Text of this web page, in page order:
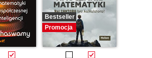
Bestseller
Promocja